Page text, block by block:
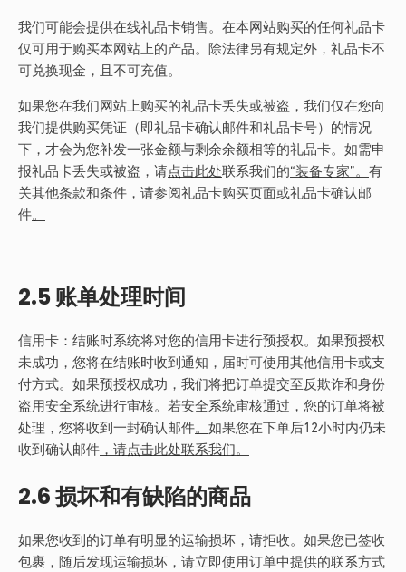
我们可能会提供在线礼品卡销售。在本网站购买的任何礼品卡
仅可用于购买本网站上的产品。除法律另有规定外，礼品卡不
可兑换现金，且不可充值。
如果您在我们网站上购买的礼品卡丢失或被盗，我们仅在您向
我们提供购买凭证（即礼品卡确认邮件和礼品卡号）的情况
下，才会为您补发一张金额与剩余余额相等的礼品卡。如需申
报礼品卡丢失或被盗，请点击此处联系我们的 “装备专家”。 有
关其他条款和条件，请参阅礼品卡购买页面或礼品卡确认邮
件。
2.5 账单处理时间
信用卡：结账时系统将对您的信用卡进行预授权。如果预授权
未成功，您将在结账时收到通知，届时可使用其他信用卡或支
付方式。如果预授权成功，我们将把订单提交至反欺诈和身份
盗用安全系统进行审核。若安全系统审核通过，您的订单将被
处理，您将收到一封确认邮件。 如果您在下单后12小时内仍未
收到确认邮件 ，请点击此处联系我们 。
2.6 损坏和有缺陷的商品
如果您收到的订单有明显的运输损坏，请拒收。如果您已签收
包裹，随后发现运输损坏，请立即使用订单中提供的联系方式